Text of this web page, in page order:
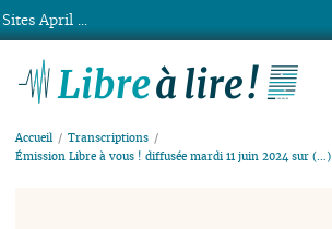
Accueil
Transcriptions
Émission Libre à vous ! diffusée mardi 11 juin 2024 sur (…)
Sites April ...